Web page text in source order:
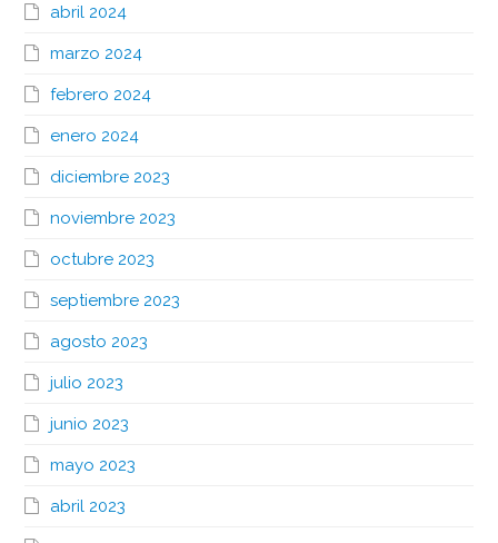
abril 2024
marzo 2024
febrero 2024
enero 2024
diciembre 2023
noviembre 2023
octubre 2023
septiembre 2023
agosto 2023
julio 2023
junio 2023
mayo 2023
abril 2023